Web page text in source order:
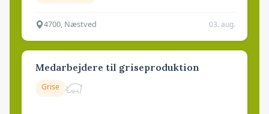
4700, Næstved 03. aug.
Medarbejdere til griseproduktion
Grise